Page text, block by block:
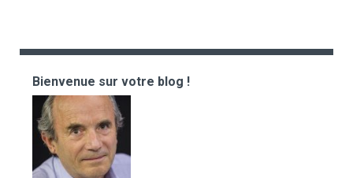
Bienvenue sur votre blog !